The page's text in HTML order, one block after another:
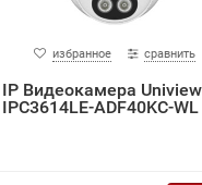
избранное сравнить
IP Видеокамера Uniview
IPC3614LE-ADF40KC-WL